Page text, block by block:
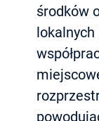
środków